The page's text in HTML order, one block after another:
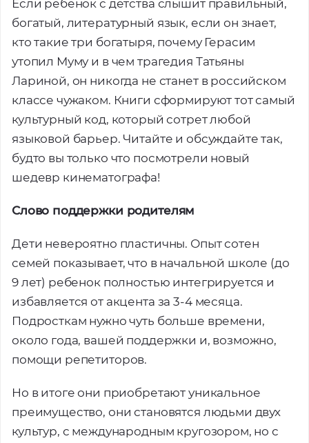
Если ребенок с детства слышит правильный,
богатый, литературный язык, если он знает,
кто такие три богатыря, почему Герасим
утопил Муму и в чем трагедия Татьяны
Лариной, он никогда не станет в российском
классе чужаком. Книги сформируют тот самый
культурный код, который сотрет любой
языковой барьер. Читайте и обсуждайте так,
будто вы только что посмотрели новый
шедевр кинематографа!
Слово поддержки родителям
Дети невероятно пластичны. Опыт сотен
семей показывает, что в начальной школе (до
9 лет) ребенок полностью интегрируется и
избавляется от акцента за 3-4 месяца.
Подросткам нужно чуть больше времени,
около года, вашей поддержки и, возможно,
помощи репетиторов.
Но в итоге они приобретают уникальное
преимущество, они становятся людьми двух
культур, с международным кругозором, но с